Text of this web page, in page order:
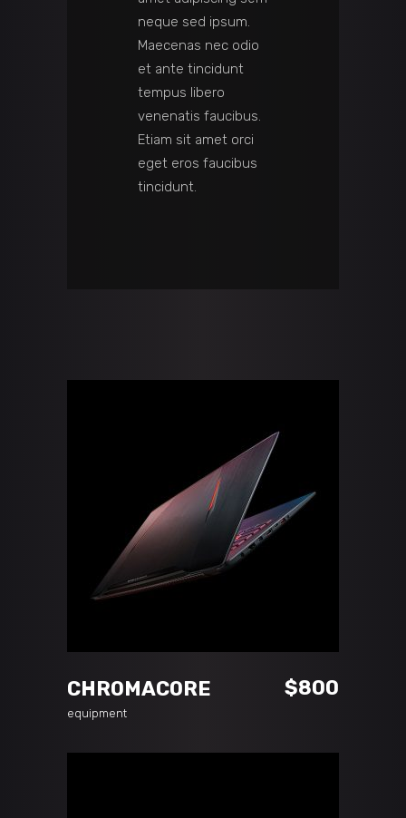
neque sed ipsum.
Maecenas nec odio
et ante tincidunt
tempus libero
venenatis faucibus.
Etiam sit amet orci
eget eros faucibus
tincidunt.
CHROMACORE $800
equipment